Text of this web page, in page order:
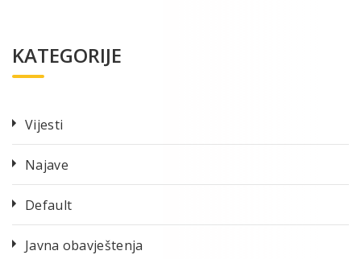
KATEGORIJE
Vijesti
Najave
Default
Javna obavještenja